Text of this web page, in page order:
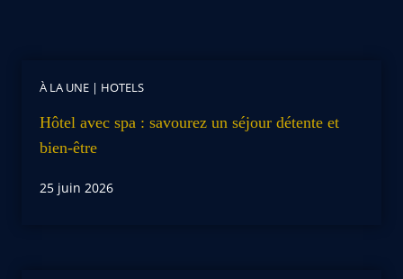
À LA UNE | HOTELS
Hôtel avec spa : savourez un séjour détente et
bien-être
25 juin 2026